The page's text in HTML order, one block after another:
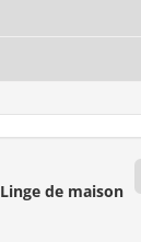
Linge de maison